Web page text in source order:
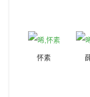
怀素